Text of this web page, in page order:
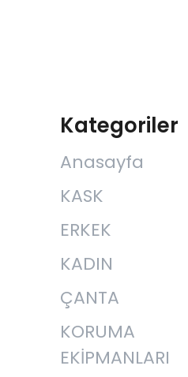
Kategoriler
Anasayfa
KASK
ERKEK
KADIN
ÇANTA
KORUMA
EKİPMANLARI